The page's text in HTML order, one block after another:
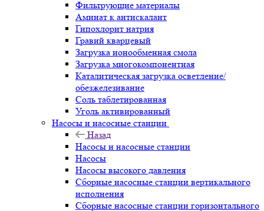
Фильтрующие материалы
Аминат к антискалант
Гипохлорит натрия
Гравий кварцевый
Загрузка ионообменная смола
Загрузка многокомпонентная
Каталитическая загрузка осветление/
обезжелезивание
Соль таблетированная
Уголь активированный
Насосы и насосные станции
Назад
Насосы и насосные станции
Насосы
Насосы высокого давления
Сборные насосные станции вертикального
исполнения
Сборные насосные станции горизонтального